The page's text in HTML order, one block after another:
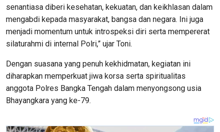
senantiasa diberi kesehatan, kekuatan, dan keikhlasan dalam
mengabdi kepada masyarakat, bangsa dan negara. Ini juga
menjadi momentum untuk introspeksi diri serta mempererat
silaturahmi di internal Polri,” ujar Toni.
Dengan suasana yang penuh kekhidmatan, kegiatan ini
diharapkan memperkuat jiwa korsa serta spiritualitas
anggota Polres Bangka Tengah dalam menyongsong usia
Bhayangkara yang ke-79.